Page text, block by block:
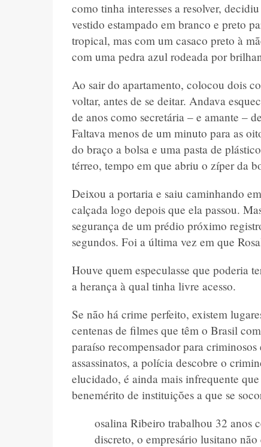
como tinha interesses a resolver,
vestido estampado em branco e preto
tropical, mas com um casaco preto à
com uma pedra azul rodeada por
Ao sair do apartamento, colocou dois
voltar, antes de se deitar. Andava
de anos como secretária – e amante –
Faltava menos de um minuto para as
do braço a bolsa e uma pasta de
térreo, tempo em que abriu o zíper da
Deixou a portaria e saiu caminhando
calçada logo depois que ela passou.
segurança de um prédio próximo
segundos. Foi a última vez em que
Houve quem especulasse que poderia
a herança à qual tinha livre acesso.
Se não há crime perfeito, existem
centenas de filmes que têm o Brasil
paraíso recompensador para
assassinatos, a polícia descobre o
elucidado, é ainda mais infrequente
benemérito de instituições a que se
osalina Ribeiro trabalhou 32 anos
discreto, o empresário lusitano